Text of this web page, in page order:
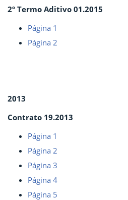
2º Termo Aditivo 01.2015
Página 1
Página 2
2013
Contrato 19.2013
Página 1
Página 2
Página 3
Página 4
Página 5